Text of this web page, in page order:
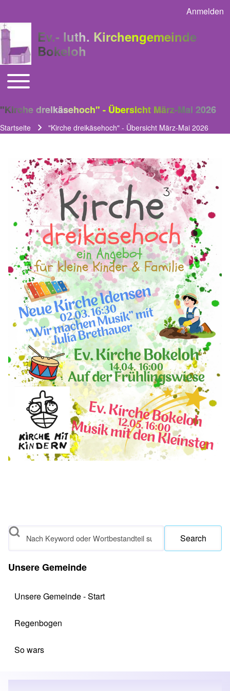
User
Anmelden
Ev.- luth. Kirchengemeinde
Bokeloh
Main navigation
Toggle main menu
"Kirche dreikäsehoch" - Übersicht März-Mai 2026
Pfadnavigation
Startseite "Kirche dreikäsehoch" - Übersicht März-Mai 2026
Search
Unsere Gemeinde
Unsere Gemeinde - Start
Regenbogen
So wars